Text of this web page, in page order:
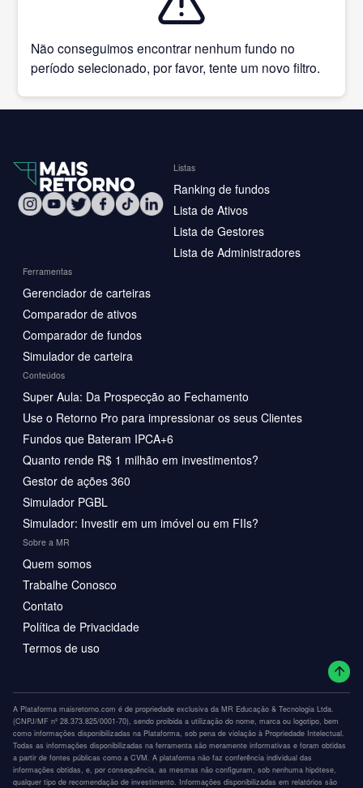
Não conseguimos encontrar nenhum fundo no
período selecionado, por favor, tente um novo filtro.
Listas
Ranking de fundos
Lista de Ativos
Lista de Gestores
Lista de Administradores
Ferramentas
Gerenciador de carteiras
Comparador de ativos
Comparador de fundos
Simulador de carteira
Conteúdos
Super Aula: Da Prospecção ao Fechamento
Use o Retorno Pro para impressionar os seus Clientes
Fundos que Bateram IPCA+6
Quanto rende R$ 1 milhão em investimentos?
Gestor de ações 360
Simulador PGBL
Simulador: Investir em um imóvel ou em FIIs?
Sobre a MR
Quem somos
Trabalhe Conosco
Contato
Política de Privacidade
Termos de uso
A Plataforma maisretorno.com é de propriedade exclusiva da MR Educação & Tecnologia Ltda.
(CNPJ/MF nº 28.373.825/0001-70), sendo proibida a utilização do nome, marca ou logotipo, bem
como informações disponibilizadas na Plataforma, sob pena de violação à Propriedade Intelectual.
Todas as informações disponibilizadas na ferramenta são meramente informativas e foram obtidas
a partir de fontes públicas como a CVM. A plataforma não faz conferência individual das
informações obtidas, e, por consequência, as mesmas não configuram, sob nenhuma hipótese,
qualquer tipo de recomendação de investimento. Informações disponibilizadas em relatórios são